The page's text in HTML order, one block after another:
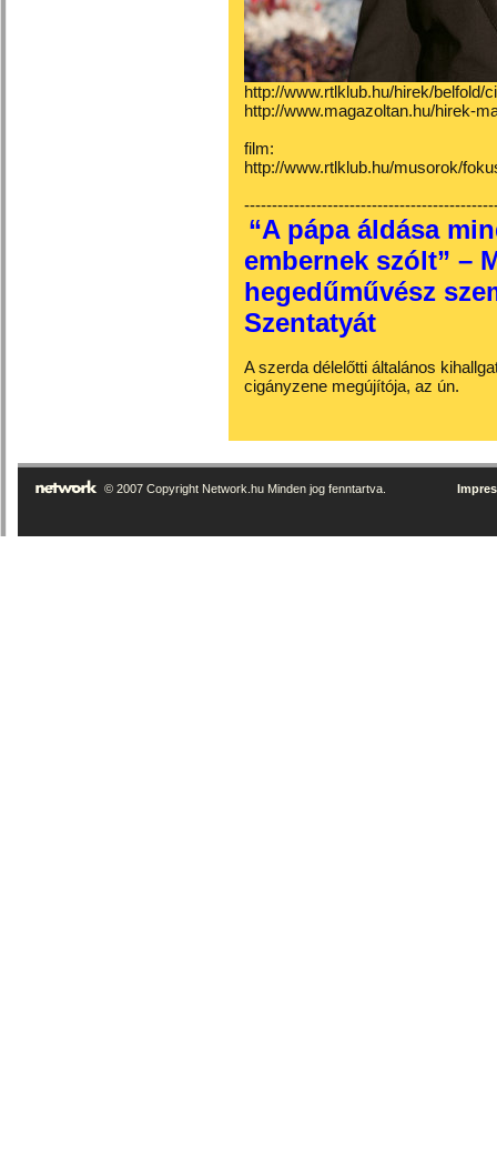
http://www.rtlklub.hu/hirek/belfold/
http://www.magazoltan.hu/hirek-
film:
http://www.rtlklub.hu/musorok/
“A pápa áldása
embernek szólt” –
hegedűművész
Szentatyát
A szerda délelőtti általános
cigányzene megújítója, az ún.
© 2007 Copyright Network.hu Minden jog fenntartva.